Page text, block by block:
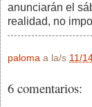
anunciarán el
realidad, no
paloma a la/s 11/
6 comentarios: